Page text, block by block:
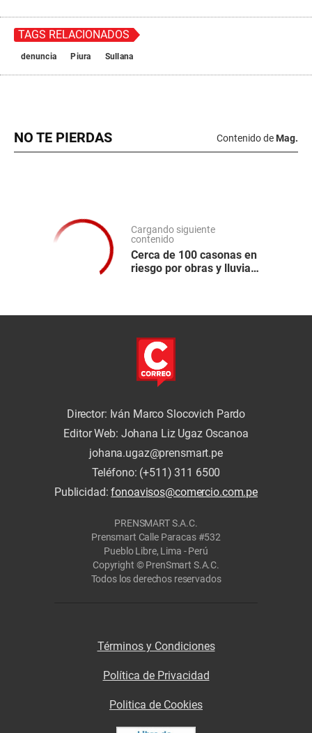
TAGS RELACIONADOS
denuncia Piura Sullana
NO TE PIERDAS Contenido de Mag.
Cargando siguiente
contenido
Cerca de 100 casonas en
riesgo por obras y lluvias
Director: Iván Marco Slocovich Pardo
Editor Web: Johana Liz Ugaz Oscanoa
johana.ugaz@prensmart.pe
Teléfono: (+511) 311 6500
Publicidad:fonoavisos@comercio.com.pe
PRENSMART S.A.C.
Prensmart Calle Paracas #532
Pueblo Libre, Lima - Perú
Copyright © PrenSmart S.A.C.
Todos los derechos reservados
Términos y Condiciones
Política de Privacidad
Politica de Cookies